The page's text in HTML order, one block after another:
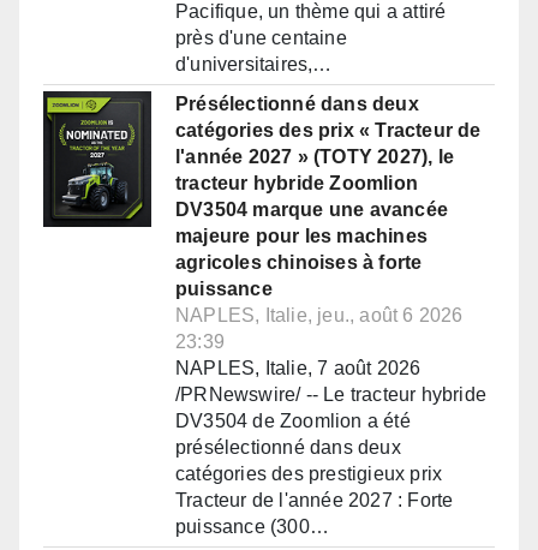
Pacifique, un thème qui a attiré
près d'une centaine
d'universitaires,…
Présélectionné dans deux
catégories des prix « Tracteur de
l'année 2027 » (TOTY 2027), le
tracteur hybride Zoomlion
DV3504 marque une avancée
majeure pour les machines
agricoles chinoises à forte
puissance
NAPLES, Italie, jeu., août 6 2026
23:39
NAPLES, Italie, 7 août 2026
/PRNewswire/ -- Le tracteur hybride
DV3504 de Zoomlion a été
présélectionné dans deux
catégories des prestigieux prix
Tracteur de l'année 2027 : Forte
puissance (300…